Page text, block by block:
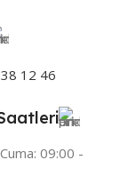
12 46
09:00 -